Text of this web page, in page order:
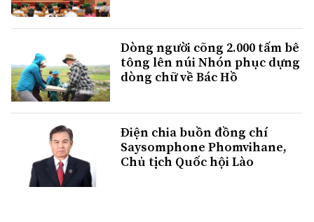
Dòng người cõng 2.000 tấm bê
tông lên núi Nhón phục dựng
dòng chữ về Bác Hồ
Điện chia buồn đồng chí
Saysomphone Phomvihane,
Chủ tịch Quốc hội Lào